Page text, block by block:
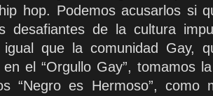
hop. Podemos acusarlos si
desafiantes de la cultura
igual que la comunidad Gay,
en el “Orgullo Gay”, tomamos
“Negro es Hermoso”, como